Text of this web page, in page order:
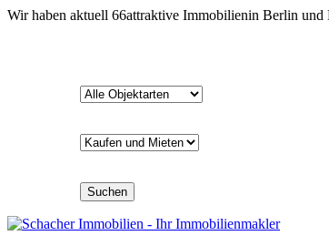
Wir haben aktuell 66attraktive Immobilienin Berlin und
Suchen